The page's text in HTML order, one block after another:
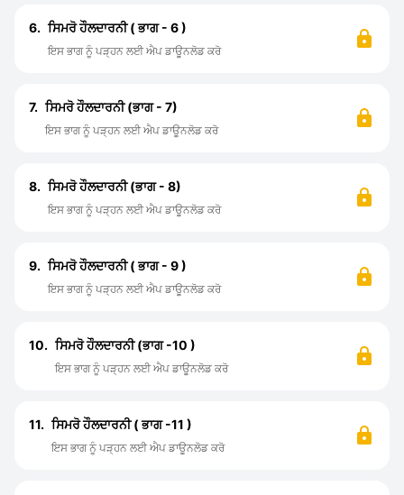
6. ਸਿਮਰੋ ਹੌਲਦਾਰਨੀ ( ਭਾਗ - 6 )
ਇਸ ਭਾਗ ਨੂੰ ਪੜ੍ਹਨ ਲਈ ਐਪ ਡਾਊਨਲੋਡ ਕਰੋ
7. ਸਿਮਰੋ ਹੌਲਦਾਰਨੀ (ਭਾਗ - 7)
ਇਸ ਭਾਗ ਨੂੰ ਪੜ੍ਹਨ ਲਈ ਐਪ ਡਾਊਨਲੋਡ ਕਰੋ
8. ਸਿਮਰੋ ਹੌਲਦਾਰਨੀ (ਭਾਗ - 8)
ਇਸ ਭਾਗ ਨੂੰ ਪੜ੍ਹਨ ਲਈ ਐਪ ਡਾਊਨਲੋਡ ਕਰੋ
9. ਸਿਮਰੋ ਹੌਲਦਾਰਨੀ ( ਭਾਗ - 9 )
ਇਸ ਭਾਗ ਨੂੰ ਪੜ੍ਹਨ ਲਈ ਐਪ ਡਾਊਨਲੋਡ ਕਰੋ
10. ਸਿਮਰੋ ਹੌਲਦਾਰਨੀ (ਭਾਗ -10 )
ਇਸ ਭਾਗ ਨੂੰ ਪੜ੍ਹਨ ਲਈ ਐਪ ਡਾਊਨਲੋਡ ਕਰੋ
11. ਸਿਮਰੋ ਹੌਲਦਾਰਨੀ ( ਭਾਗ -11 )
ਇਸ ਭਾਗ ਨੂੰ ਪੜ੍ਹਨ ਲਈ ਐਪ ਡਾਊਨਲੋਡ ਕਰੋ